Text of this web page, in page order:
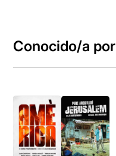
Conocido/a por